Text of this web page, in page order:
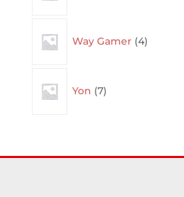
Way Gamer 4products
Yon 7products